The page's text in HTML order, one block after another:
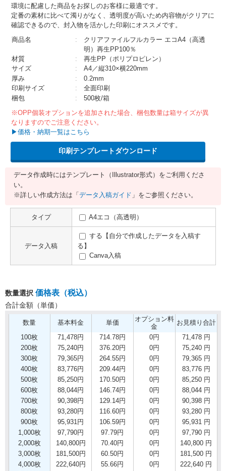
環境に配慮した商品をお探しのお客様に最適です。
定番の素材に比べて濁りがなく、透明度が高いため内容物がクリアに
確認できるので、封入物を活かした印刷にオススメです。
商品名
:
クリアファイルフルカラー エコA4（高透
明）再生PP100％
材質
:
再生PP（ポリプロピレン）
サイズ
:
A4／縦310×横220mm
厚み
:
0.2mm
印刷サイズ
:
全面印刷
梱包
:
500枚/箱
※OPP個装オプションを追加された場合、梱包数量は箱サイズが異
なりますのでご注意ください。
▶価格・納期一覧はこちら
印刷テンプレートダウンロード
データ作成時にはテンプレート（Illustrator形式）をご利用くださ
い。
※詳しい作成方法は「 データ入稿ガイド 」をご参照ください。
タイプ A4エコ（高透明）
データ入稿
する【自分で作成したデータを入稿す
る】
Canva入稿
数量選択 価格表（税込）
合計金額（単価）
数量 基本料金 単価
オプション料
金
お見積り合計
100枚 71,478円 714.78円 0円
71,478 円
200枚
75,240円 376.20円 0円
75,240 円
300枚
79,365円 264.55円 0円
79,365 円
400枚
83,776円 209.44円 0円
83,776 円
500枚
85,250円 170.50円 0円
85,250 円
600枚
88,044円 146.74円 0円
88,044 円
700枚
90,398円 129.14円 0円
90,398 円
800枚
93,280円 116.60円 0円
93,280 円
900枚
95,931円 106.59円 0円
95,931 円
1,000枚
97,790円 97.79円 0円
97,790 円
2,000枚
140,800円 70.40円 0円
140,800 円
3,000枚
181,500円 60.50円 0円
181,500 円
4,000枚
222,640円 55.66円 0円
222,640 円